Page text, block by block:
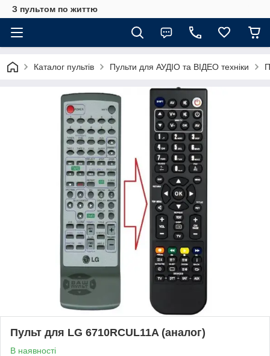
З пультом по життю
Каталог пультів Пульти для АУДІО та ВІДЕО техніки
Пульт для LG 6710RCUL11A (аналог)
В наявності